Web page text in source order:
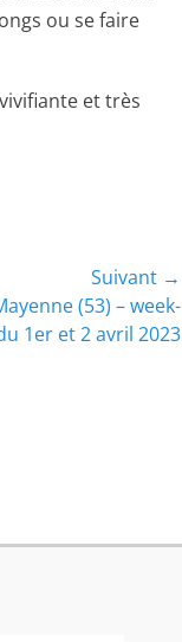
ou se faire
et très
Suivant →
(53) – week-
1er et 2 avril 2023